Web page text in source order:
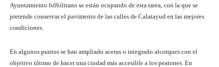
Ayuntamiento bilbilitano se están ocupando de esta tarea, con la que se
pretende conservar el pavimento de las calles de Calatayud en las mejores
condiciones.
En algunos puntos se han ampliado aceras o integrado alcorques con el
objetivo último de hacer una ciudad más accesible a los peatones. En